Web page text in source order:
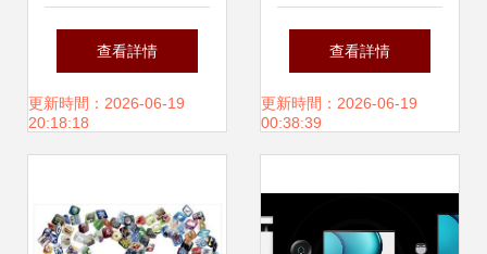
榜 公認的十大智能
音頻助手
查看詳情
更新時間：2026-06-19
20:18:18
機 輕松掌握桌面圖
標與常用軟件指南
查看詳情
更新時間：2026-06-19
00:38:39